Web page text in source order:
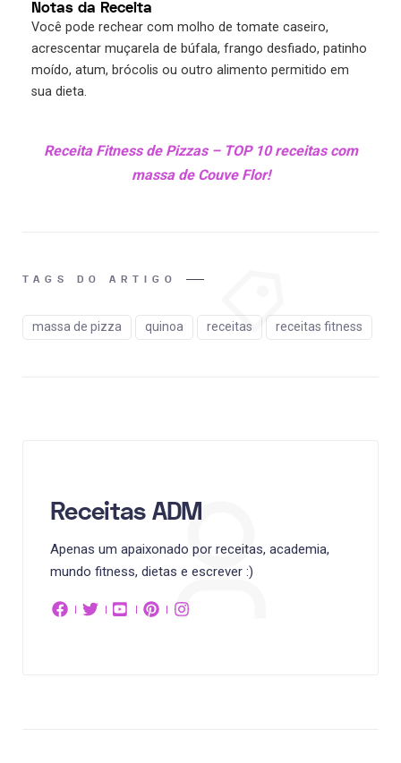
Notas da Receita
Você pode rechear com molho de tomate caseiro,
acrescentar muçarela de búfala, frango desfiado, patinho
moído, atum, brócolis ou outro alimento permitido em
sua dieta.
Receita Fitness de Pizzas – TOP 10 receitas com
massa de Couve Flor!
TAGS DO ARTIGO
massa de pizza quinoa receitas receitas fitness
Receitas ADM
Apenas um apaixonado por receitas, academia,
mundo fitness, dietas e escrever :)